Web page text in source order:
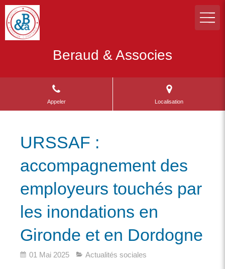
Beraud & Associes
Appeler Localisation
URSSAF :
accompagnement des
employeurs touchés par
les inondations en
Gironde et en Dordogne
01 Mai 2025 Actualités sociales